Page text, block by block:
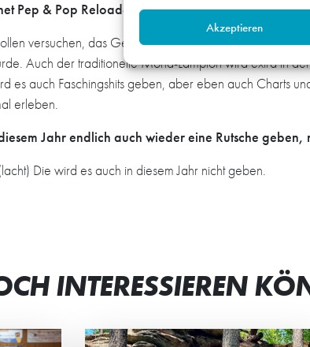
Akzeptieren
Pep & Pop Reloaded aus?
versuchen, das Gefühl der damaligen Party zu
Auch der traditionelle Mond-Lampion wird extra in
es auch Faschingshits geben, aber eben auch Charts
erleben.
Jahr endlich auch wieder eine Rutsche
Die wird es auch in diesem Jahr nicht geben.
INTERESSIEREN